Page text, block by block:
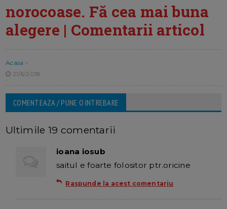
norocoase. Fă cea mai buna
alegere | Comentarii articol
Acasa >
21/6/2018
COMENTEAZA / PUNE O INTREBARE
Ultimile 19 comentarii
ioana iosub
saitul e foarte folositor ptr.oricine
Raspunde la acest comentariu